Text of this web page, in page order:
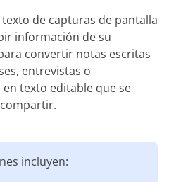
de capturas de pantalla
información de su
convertir notas escritas
entrevistas o
texto editable que se
incluyen: